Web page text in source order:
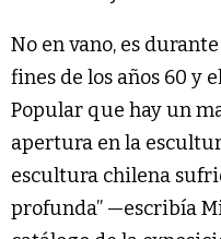
No en vano, es
fines de los años 60 y
Popular que hay un
apertura en la
escultura chilena
profunda” —escribía